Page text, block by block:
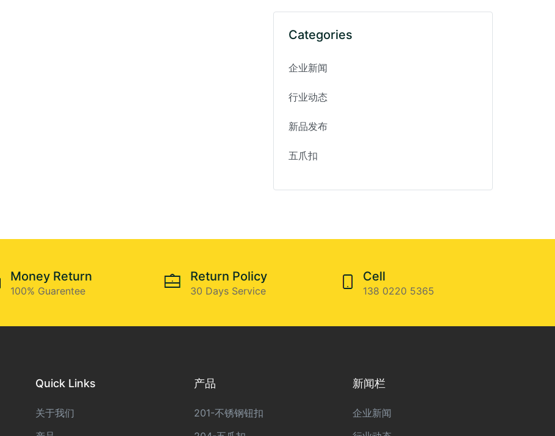
Categories
企业新闻
行业动态
新品发布
五爪扣
Money Return
100% Guarentee
Return Policy
30 Days Service
Cell
138 0220 5365
Quick Links
关于我们
产品
201-不锈钢钮扣
新闻栏
企业新闻